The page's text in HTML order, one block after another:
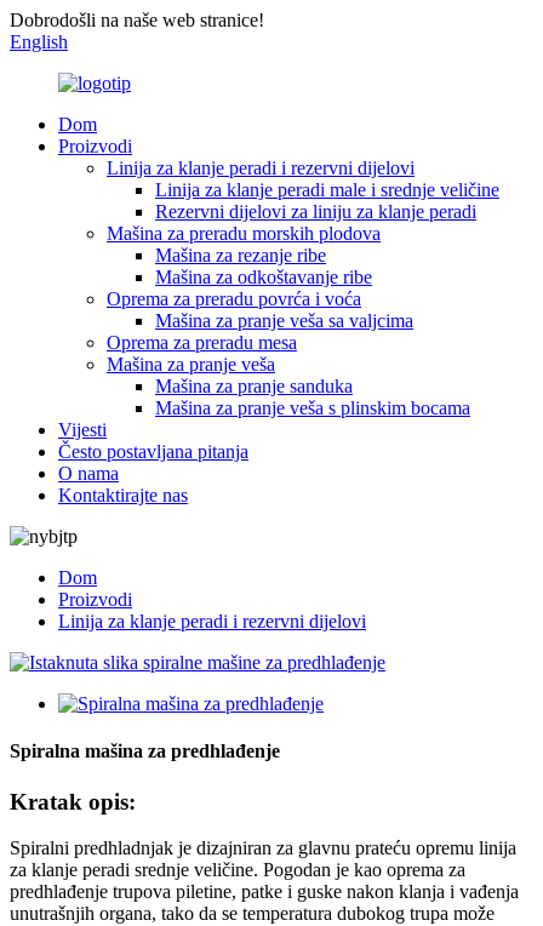
Dobrodošli na naše web stranice!
English
Dom
Proizvodi
Linija za klanje peradi i rezervni dijelovi
Linija za klanje peradi male i srednje veličine
Rezervni dijelovi za liniju za klanje peradi
Mašina za preradu morskih plodova
Mašina za rezanje ribe
Mašina za odkoštavanje ribe
Oprema za preradu povrća i voća
Mašina za pranje veša sa valjcima
Oprema za preradu mesa
Mašina za pranje veša
Mašina za pranje sanduka
Mašina za pranje veša s plinskim bocama
Vijesti
Često postavljana pitanja
O nama
Kontaktirajte nas
Dom
Proizvodi
Linija za klanje peradi i rezervni dijelovi
Spiralna mašina za predhlađenje
Kratak opis:
Spiralni predhladnjak je dizajniran za glavnu prateću opremu linija
za klanje peradi srednje veličine. Pogodan je kao oprema za
predhlađenje trupova piletine, patke i guske nakon klanja i vađenja
unutrašnjih organa, tako da se temperatura dubokog trupa može